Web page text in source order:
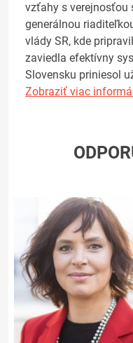
vzťahy s verejnosťou
generálnou
vlády SR, kde
zaviedla efektívny
Slovensku priniesol
Zobraziť viac